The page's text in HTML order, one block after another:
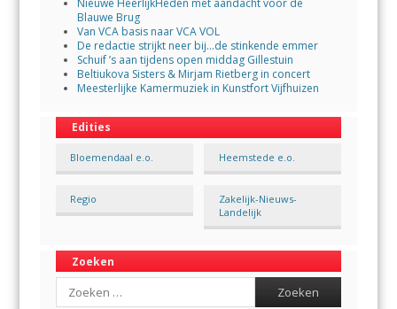
Blauwe Brug
Van VCA basis naar VCA VOL
De redactie strijkt neer bij…de stinkende emmer
Schuif ’s aan tijdens open middag Gillestuin
Beltiukova Sisters & Mirjam Rietberg in concert
Meesterlijke Kamermuziek in Kunstfort Vijfhuizen
Edities
Bloemendaal e.o. Heemstede e.o.
Regio
Zakelijk-Nieuws-
Landelijk
Zoeken
Search